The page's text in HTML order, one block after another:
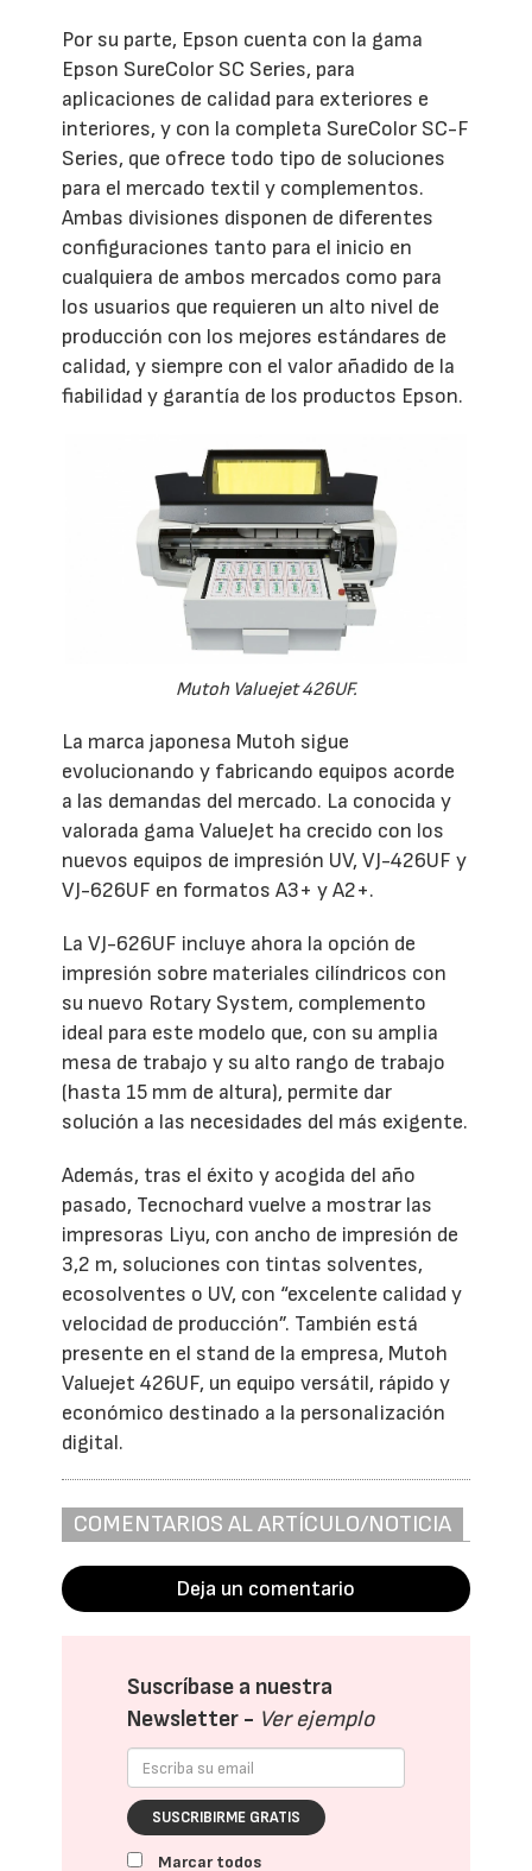
Por su parte, Epson cuenta con la gama
Epson SureColor SC Series, para
aplicaciones de calidad para exteriores e
interiores, y con la completa SureColor SC-F
Series, que ofrece todo tipo de soluciones
para el mercado textil y complementos.
Ambas divisiones disponen de diferentes
configuraciones tanto para el inicio en
cualquiera de ambos mercados como para
los usuarios que requieren un alto nivel de
producción con los mejores estándares de
calidad, y siempre con el valor añadido de la
fiabilidad y garantía de los productos Epson.
Mutoh Valuejet 426UF.
La marca japonesa Mutoh sigue
evolucionando y fabricando equipos acorde
a las demandas del mercado. La conocida y
valorada gama ValueJet ha crecido con los
nuevos equipos de impresión UV, VJ-426UF y
VJ-626UF en formatos A3+ y A2+.
La VJ-626UF incluye ahora la opción de
impresión sobre materiales cilíndricos con
su nuevo Rotary System, complemento
ideal para este modelo que, con su amplia
mesa de trabajo y su alto rango de trabajo
(hasta 15 mm de altura), permite dar
solución a las necesidades del más exigente.
Además, tras el éxito y acogida del año
pasado, Tecnochard vuelve a mostrar las
impresoras Liyu, con ancho de impresión de
3,2 m, soluciones con tintas solventes,
ecosolventes o UV, con “excelente calidad y
velocidad de producción”. También está
presente en el stand de la empresa, Mutoh
Valuejet 426UF, un equipo versátil, rápido y
económico destinado a la personalización
digital.
COMENTARIOS AL ARTÍCULO/NOTICIA
Deja un comentario
Suscríbase a nuestra
Newsletter - Ver ejemplo
SUSCRIBIRME GRATIS
Marcar todos